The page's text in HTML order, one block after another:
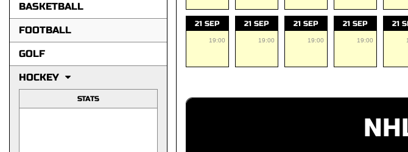
BASKETBALL
FOOTBALL
GOLF
HOCKEY
STATS
21 SEP
19:00
21 SEP
19:00
21 SEP
19:00
21 SEP
19:00
21